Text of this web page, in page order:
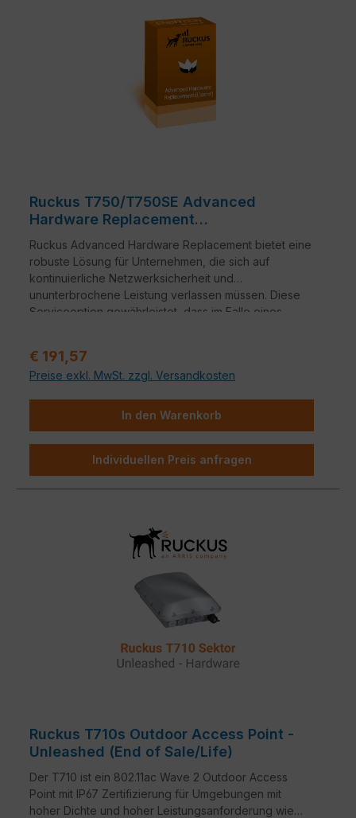
Ruckus T750/T750SE Advanced
Hardware Replacement
Lizenzverlängerung
Ruckus Advanced Hardware Replacement bietet eine
robuste Lösung für Unternehmen, die sich auf
kontinuierliche Netzwerksicherheit und
ununterbrochene Leistung verlassen müssen. Diese
Serviceoption gewährleistet, dass im Falle eines
Verkaufspreis:
€ 191,57
Preise exkl. MwSt. zzgl. Versandkosten
In den Warenkorb
Individuellen Preis anfragen
Ruckus T710s Outdoor Access Point -
Unleashed (End of Sale/Life)
Der T710 ist ein 802.11ac Wave 2 Outdoor Access
Point mit IP67 Zertifizierung für Umgebungen mit
hoher Dichte und hoher Leistungsanforderung wie